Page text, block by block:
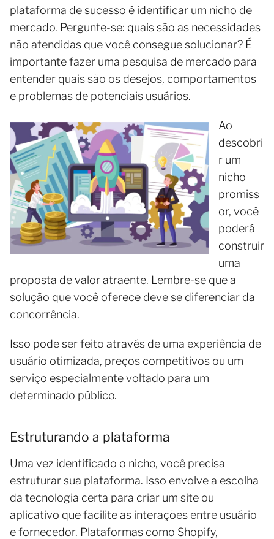
plataforma de sucesso é identificar um nicho de
mercado. Pergunte-se: quais são as necessidades
não atendidas que você consegue solucionar? É
importante fazer uma pesquisa de mercado para
entender quais são os desejos, comportamentos
e problemas de potenciais usuários.
Ao
descobri
r um
nicho
promiss
or, você
poderá
construir
uma
proposta de valor atraente. Lembre-se que a
solução que você oferece deve se diferenciar da
concorrência.
Isso pode ser feito através de uma experiência de
usuário otimizada, preços competitivos ou um
serviço especialmente voltado para um
determinado público.
Estruturando a plataforma
Uma vez identificado o nicho, você precisa
estruturar sua plataforma. Isso envolve a escolha
da tecnologia certa para criar um site ou
aplicativo que facilite as interações entre usuário
e fornecedor. Plataformas como Shopify,